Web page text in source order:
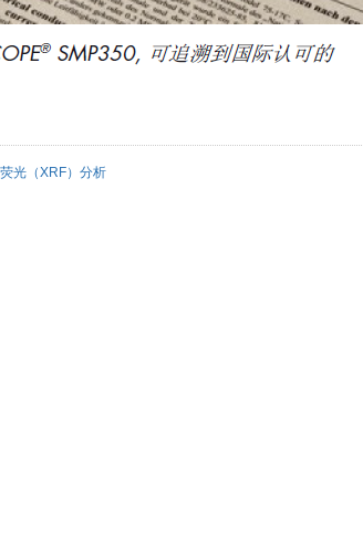
光（XRF）分析